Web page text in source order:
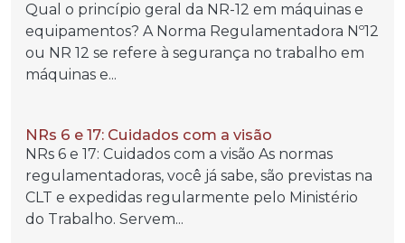
Qual o princípio geral da NR-12 em máquinas e
equipamentos? A Norma Regulamentadora Nº12
ou NR 12 se refere à segurança no trabalho em
máquinas e...
NRs 6 e 17: Cuidados com a visão
NRs 6 e 17: Cuidados com a visão As normas
regulamentadoras, você já sabe, são previstas na
CLT e expedidas regularmente pelo Ministério
do Trabalho. Servem...